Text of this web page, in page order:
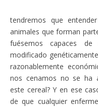
tendremos que
animales que forman
fuésemos capaces
modificado
razonablemente
nos cenamos no se ha
este cereal? Y en ese
de que cualquier